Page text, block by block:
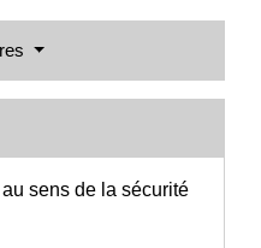
sens de la sécurité